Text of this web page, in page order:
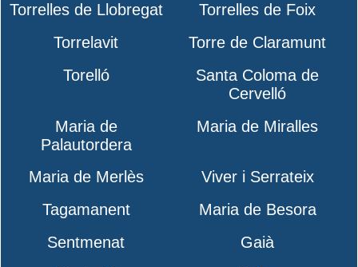
Torrelles de Llobregat
Torrelles de Foix
Torrelavit
Torre de Claramunt
Torelló
Santa Coloma de
Cervelló
Maria de
Palautordera
Maria de Miralles
Maria de Merlès
Viver i Serrateix
Tagamanent
Maria de Besora
Sentmenat
Gaià